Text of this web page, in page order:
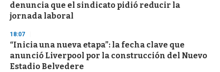
denuncia que el sindicato pidió reducir la
jornada laboral
18:07
“Inicia una nueva etapa”: la fecha clave que
anunció Liverpool por la construcción del Nuevo
Estadio Belvedere